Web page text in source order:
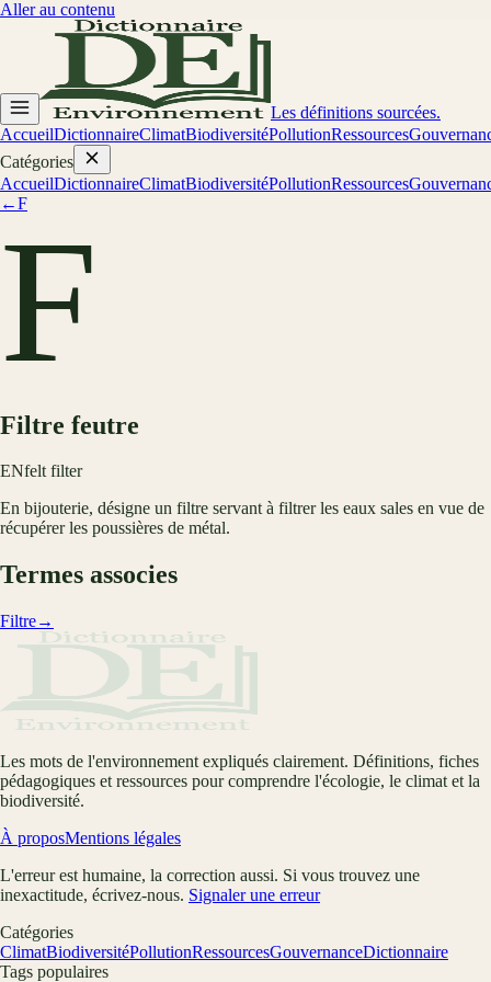
Aller au contenu
Les définitions sourcées.
AccueilDictionnaireClimatBiodiversitéPollutionRessources
Catégories
AccueilDictionnaireClimatBiodiversitéPollutionRessources
←F
F
Filtre feutre
ENfelt filter
En bijouterie, désigne un filtre servant à filtrer les eaux sales en vue de
récupérer les poussières de métal.
Termes associes
Filtre→
Les mots de l'environnement expliqués clairement. Définitions, fiches
pédagogiques et ressources pour comprendre l'écologie, le climat et la
biodiversité.
À proposMentions légales
L'erreur est humaine, la correction aussi. Si vous trouvez une
inexactitude, écrivez-nous. Signaler une erreur
Catégories
ClimatBiodiversitéPollutionRessourcesGouvernanceDictionnaire
Tags populaires